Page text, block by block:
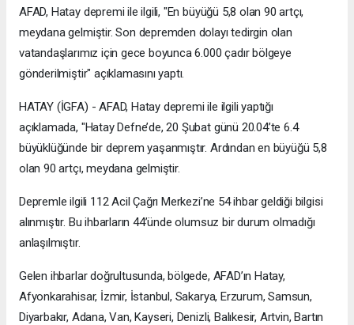
AFAD, Hatay depremi ile ilgili, "En büyüğü 5,8 olan 90 artçı,
meydana gelmiştir. Son depremden dolayı tedirgin olan
vatandaşlarımız için gece boyunca 6.000 çadır bölgeye
gönderilmiştir" açıklamasını yaptı.
HATAY (İGFA) - AFAD, Hatay depremi ile ilgili yaptığı
açıklamada, "Hatay Defne’de, 20 Şubat günü 20.04’te 6.4
büyüklüğünde bir deprem yaşanmıştır. Ardından en büyüğü 5,8
olan 90 artçı, meydana gelmiştir.
Depremle ilgili 112 Acil Çağrı Merkezi’ne 54 ihbar geldiği bilgisi
alınmıştır. Bu ihbarların 44’ünde olumsuz bir durum olmadığı
anlaşılmıştır.
Gelen ihbarlar doğrultusunda, bölgede, AFAD’ın Hatay,
Afyonkarahisar, İzmir, İstanbul, Sakarya, Erzurum, Samsun,
Diyarbakır, Adana, Van, Kayseri, Denizli, Balıkesir, Artvin, Bartın